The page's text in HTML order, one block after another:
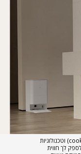
לידיעתך, אנו משתמשים באתר בקוקיות (cookies) וטכנולוגיות
לך חווית